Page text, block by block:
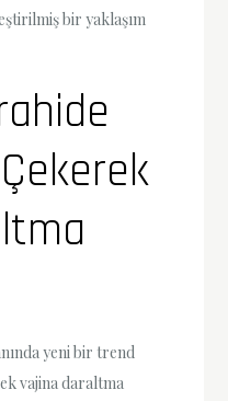
bir yaklaşım
yeni bir trend
vajina daraltma